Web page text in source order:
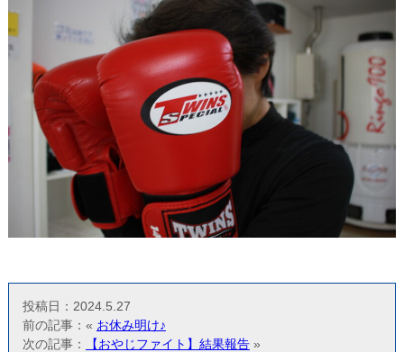
投稿日：2024.5.27
前の記事：« お休み明け♪
次の記事：
【おやじファイト】結果報告»